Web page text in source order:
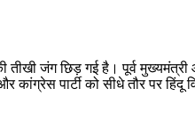
जंग छिड़ गई है। पूर्व
कांग्रेस पार्टी को सीधे तौर